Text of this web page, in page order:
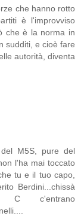
che hanno rotto
è l'improvviso
che è la norma in
sudditi, e cioè fare
autorità, diventa
M5S, pure del
l'ha mai toccato
tu e il tuo capo,
Berdini...chissà
C c'entrano